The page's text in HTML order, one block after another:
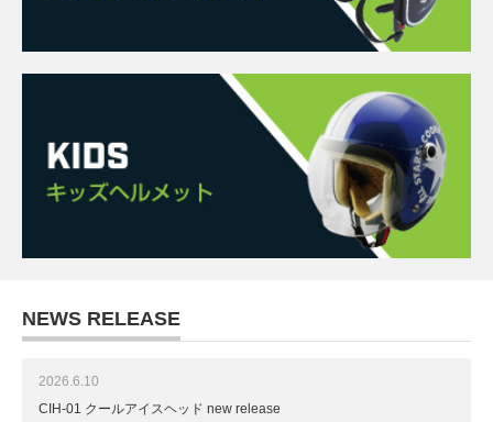
NEWS RELEASE
2026.6.10
CIH-01 クールアイスヘッド new release